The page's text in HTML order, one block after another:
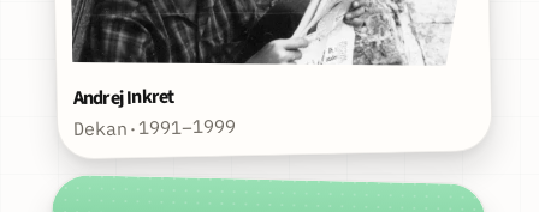
Andrej Inkret
Dekan·1991–1999